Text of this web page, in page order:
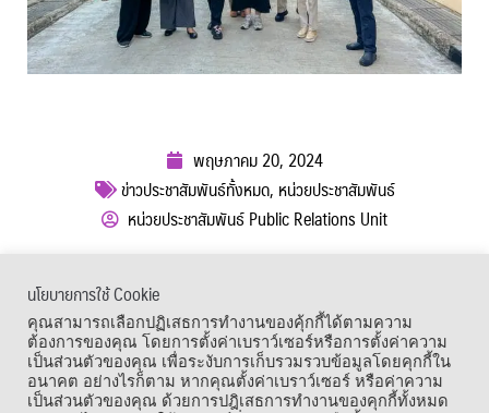
พฤษภาคม 20, 2024
ข่าวประชาสัมพันธ์ทั้งหมด, หน่วยประชาสัมพันธ์
หน่วยประชาสัมพันธ์ Public Relations Unit
เมนูลัด
นโยบายการใช้ Cookie
คุณสามารถเลือกปฏิเสธการทำงานของคุ้กกี้ได้ตามความ
ต้องการของคุณ โดยการตั้งค่าเบราว์เซอร์หรือการตั้งค่าความ
เป็นส่วนตัวของคุณ เพื่อระงับการเก็บรวมรวบข้อมูลโดยคุกกี้ใน
อนาคต อย่างไรก็ตาม หากคุณตั้งค่าเบราว์เซอร์ หรือค่าความ
เป็นส่วนตัวของคุณ ด้วยการปฎิเสธการทำงานของคุกกี้ทั้งหมด